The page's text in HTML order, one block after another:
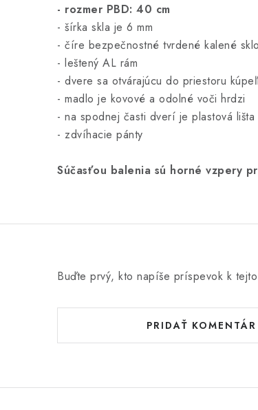
- rozmer PBD: 40 cm
- šírka skla je 6 mm
- číre bezpečnostné tvrdené kalené sklo
- leštený AL rám
- dvere sa otvárajúcu do priestoru
- madlo je kovové a odolné voči hrdzi
- na spodnej časti dverí je plastová lišta
- zdvíhacie pánty
Súčasťou balenia sú horné vzpery
Buďte prvý, kto napíše príspevok k
PRIDAŤ KOMENTÁR